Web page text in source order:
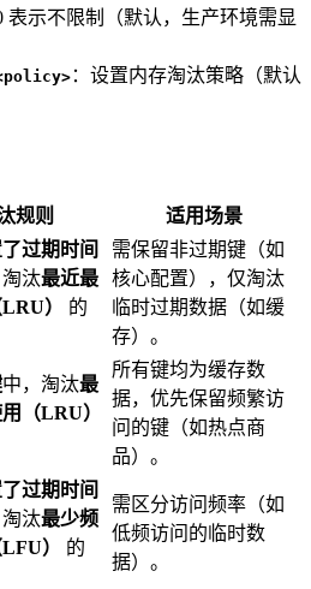
表示不限制（默认，生产环境需显
：设置内存淘汰策略（默认
规则 适用场景
过期时间
汰最近最
）
的
需保留非过期键（如
核心配置），仅淘汰
临时过期数据（如缓
存）。
中，淘汰最
（LRU）
所有键均为缓存数
据，优先保留频繁访
问的键（如热点商
品）。
过期时间
汰最少频
）
的
需区分访问频率（如
低频访问的临时数
据）。